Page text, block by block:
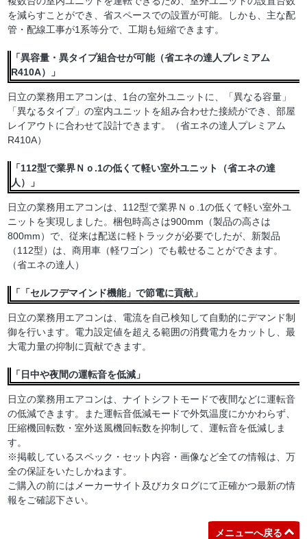
を減らすことができ、省スペースでの設置が可能。しかも、主な配
管・配線工事が1系等分で、工期も短縮できます。
「異容量・異タイプ組合せが可能（省エネの達人プレミアム
R410A）」
日立の業務用エアコンは、1台の室外ユニットに、「異なる容量」
「異なるタイプ」の室内ユニットを組み合わせた接続ができ、部屋
レイアウトに合わせて設計できます。（省エネの達人プレミアム
R410A）
「112型で業界Ｎｏ.1の低くて軽い室外ユニット（省エネの達
人）」
日立の業務用エアコンは、112型で業界Ｎｏ.1の低くて軽い室外ユ
ニットを実現しました。梱包時高さは900mm（製品の高さは
800mm）で、従来は配送に軽トラックが必要でしたが、新製品
（112型）は、商用車（軽ワゴン）でも載せることができます。
（省エネの達人）
「「セルフデマインド機能」で節電に貢献」
日立の業務用エアコンは、電流を自己検知して自動的にデマンド制
御を行います。電力設定値を超える範囲の消費電力をカットし、最
大電力量の抑制に貢献できます。
「日中や夜間の運転音を低減」
日立の業務用エアコンは、ナイトシフトモードで夜間などに運転音
の低減できます。また運転音低減モードで外気温度にかかわらず、
圧縮機回転数・室外送風機回転数を抑制して、運転音を低減しま
す。
※掲載しているスペック・セット内容・画像など全ての情報は、万
全の保証をいたしかねます。
ご購入の前にはメーカーサイト及びカタログにて正確かつ最新の情
報をご確認下さい。
メニューへ戻る